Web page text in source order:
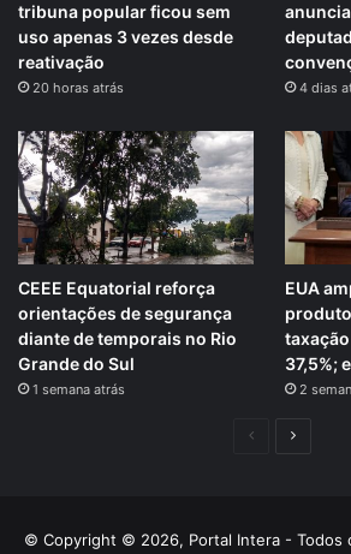
tribuna popular ficou sem
uso apenas 3 vezes desde
reativação
20 horas atrás 4 dias
CEEE Equatorial reforça
orientações de segurança
diante de temporais no Rio
Grande do Sul
1 semana atrás
EUA
37,5%;
2
PáginaPróxima
© Copyright © 2026, Portal Intera - Todos